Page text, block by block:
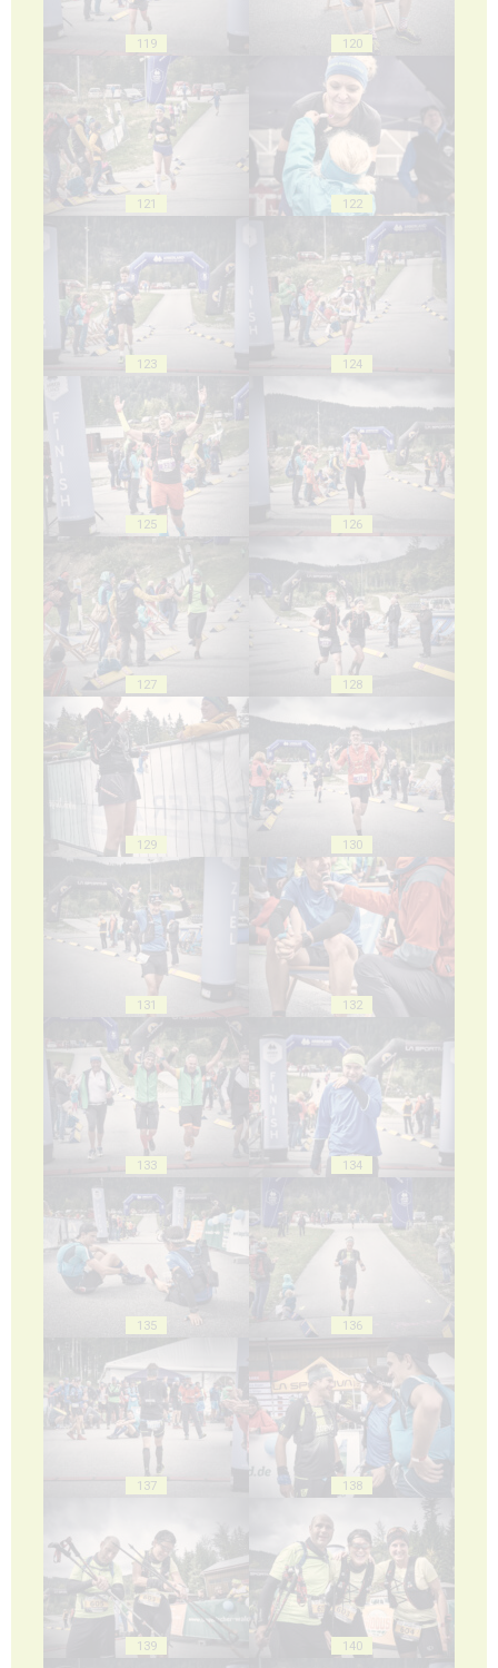
119 120
121 122
123 124
125 126
127 128
129 130
131 132
133 134
135 136
137 138
139 140